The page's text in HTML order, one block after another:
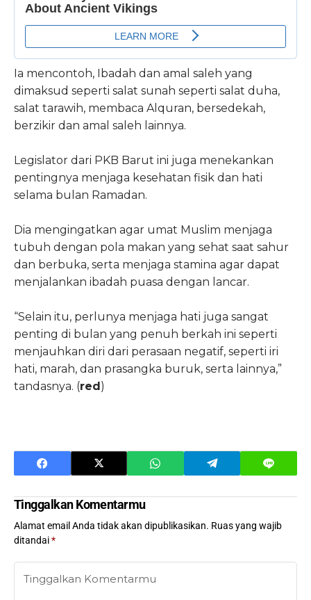
Ia mencontoh, Ibadah dan amal saleh yang
dimaksud seperti salat sunah seperti salat duha,
salat tarawih, membaca Alquran, bersedekah,
berzikir dan amal saleh lainnya.
Legislator dari PKB Barut ini juga menekankan
pentingnya menjaga kesehatan fisik dan hati
selama bulan Ramadan.
Dia mengingatkan agar umat Muslim menjaga
tubuh dengan pola makan yang sehat saat sahur
dan berbuka, serta menjaga stamina agar dapat
menjalankan ibadah puasa dengan lancar.
“Selain itu, perlunya menjaga hati juga sangat
penting di bulan yang penuh berkah ini seperti
menjauhkan diri dari perasaan negatif, seperti iri
hati, marah, dan prasangka buruk, serta lainnya,”
tandasnya. (red)
Tinggalkan Komentarmu
Alamat email Anda tidak akan dipublikasikan. Ruas yang wajib
ditandai*